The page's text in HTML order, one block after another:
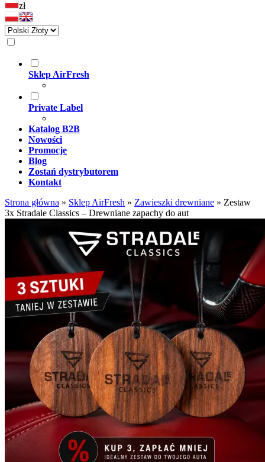
zł
Sklep AirFresh
Private Label
Katalog B2B
Nowości
Promocje
Blog
Zostań dystrybutorem
Kontakt
Strona główna » Sklep AirFresh » Zawieszki drewniane » Zestaw
3x Stradale Classics – Drewniane zapachy do aut